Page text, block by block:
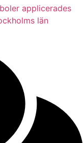
applicerades
län